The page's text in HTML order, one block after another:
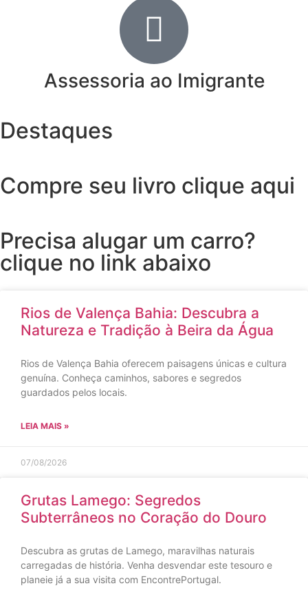
Assessoria ao Imigrante
Destaques
Compre seu livro clique aqui
Precisa alugar um carro?
clique no link abaixo
Rios de Valença Bahia: Descubra a
Natureza e Tradição à Beira da Água
Rios de Valença Bahia oferecem paisagens únicas e cultura
genuína. Conheça caminhos, sabores e segredos
guardados pelos locais.
LEIA MAIS »
07/08/2026
Grutas Lamego: Segredos
Subterrâneos no Coração do Douro
Descubra as grutas de Lamego, maravilhas naturais
carregadas de história. Venha desvendar este tesouro e
planeie já a sua visita com EncontrePortugal.